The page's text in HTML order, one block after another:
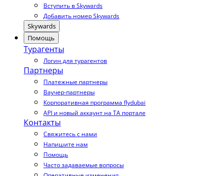
Вступить в Skywards
Добавить номер Skywards
Skywards
Помощь
Турагенты
Логин для турагентов
Партнеры
Платежные партнеры
Ваучер-партнеры
Корпоративная программа flydubai
API и новый аккаунт на TA портале
Контакты
Свяжитесь с нами
Напишите нам
Помощь
Часто задаваемые вопросы